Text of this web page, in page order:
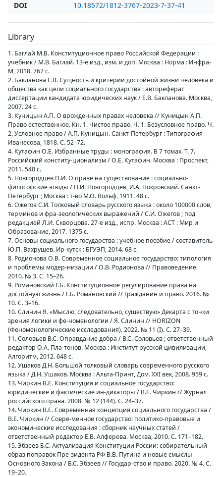
DOI
10.18572/1812-3767-2023-7-37-41
Library
1. Баглай М.В. Конституционное право Российской Федерации :
учебник / М.В. Баглай. 13-е изд., изм. и доп. Москва : Норма : Инфра-
М, 2018. 767 с.
2. Бакланова Е.В. Сущность и критерии достойной жизни человека и
общества как цели социального государства : автореферат
диссертации кандидата юридических наук / Е.В. Бакланова. Москва,
2007. 24 с.
3. Куницын А.П. О врожденных правах человека // Куницын А.П.
Право естественное. Кн. 1. Чистое право. Ч. 1. Безусловное право. Ч.
2. Условное право / А.П. Куницын. Санкт-Петербург : Типография
Иванесова, 1818. С. 52–72.
4. Кутафин О.Е. Избранные труды : монография. В 7 томах. Т. 7.
Российский конститу-ционализм / О.Е. Кутафин. Москва : Проспект,
2011. 540 с.
5. Новгородцев П.И. О праве на существование : социально-
философские этюды / П.И. Новгородцев, И.А. Покровский. Санкт-
Петербург ; Москва : т-во М.О. Вольф, 1911. 48 с.
6. Ожегов С.И. Толковый словарь русского языка : около 100000 слов,
терминов и фра-зеологических выражений / С.И. Ожегов ; под
редакцией Л.И. Скворцова. 27-е изд., испр. Москва : АСТ : Мир и
Образование, 2017. 1375 с.
7. Основы социального государства : учебное пособие / составитель
Ю.П. Вахрушев. Ир-кутск : БГУЭП, 2014. 68 с.
8. Родионова О.В. Современное социальное государство: типология
и проблемы модер-низации / О.В. Родионова // Правоведение.
2010. № 3. С. 15–26.
9. Романовский Г.Б. Конституционное регулирование права на
достойную жизнь / Г.Б. Романовский // Гражданин и право. 2016. №
10. С. 3–16.
10. Слинин Я. «Мыслю, следовательно, существую» Декарта с точки
зрения логики и фе-номенологии / Я. Слинин // HORIZON
(Феноменологические исследования). 2022. № 11 (I). С. 27–39.
11. Соловьев В.С. Оправдание добра / В.С. Соловьев ; ответственный
редактор О.А. Пла-тонов. Москва : Институт русской цивилизации,
Алгоритм, 2012. 648 с.
12. Ушаков Д.Н. Большой толковый словарь современного русского
языка / Д.Н. Ушаков. Москва : Альта-Принт, Дом. XXI век, 2008. 959 с.
13. Чиркин В.Е. Конституция и социальное государство:
юридические и фактические ин-дикаторы / В.Е. Чиркин // Журнал
российского права. 2008. № 12 (144). С. 24–37.
14. Чиркин В.Е. Современная концепция социального государства /
В.Е. Чиркин // Совре-менное государство: политико-правовые и
экономические исследования : сборник научных статей /
ответственный редактор Е.В. Алферова. Москва, 2010. С. 171–182.
15. Эбзеев Б.С. Актуализация Конституции России: собирательный
образ поправок Пре-зидента РФ В.В. Путина и новые смыслы
Основного Закона / Б.С. Эбзеев // Государ-ство и право. 2020. № 4. С.
19–20.